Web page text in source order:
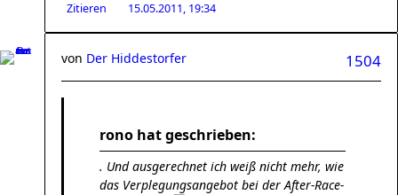
Zitieren 15.05.2011, 19:34
1504
von Der Hiddestorfer
rono hat geschrieben:
. Und ausgerechnet ich weiß nicht mehr, wie
das Verplegungsangebot bei der After-Race-